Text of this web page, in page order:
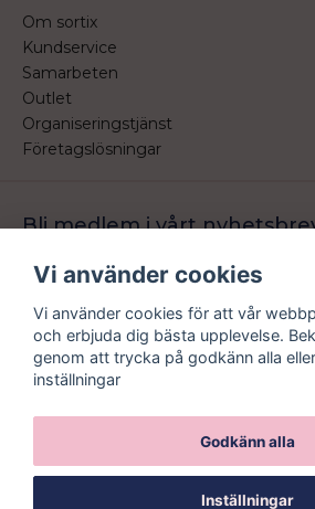
Om sortix
Kundservice
Samarbeten
Outlet
Organiseringstjänst
Företagslösningar
Bli medlem i vårt
email
Mejladress
erbjudande.
Vi använder cookies
Vi använder cookies för att vår
och erbjuda dig bästa upplevelse.
genom att trycka på godkänn alla
inställningar
Godkänn alla
Inställningar